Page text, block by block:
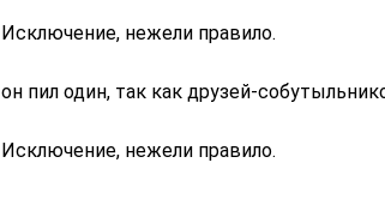
Исключение, нежели правило.
он пил один, так как друзей-
Исключение, нежели правило.